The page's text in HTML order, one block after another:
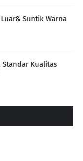
Suntik Warna
Standar Kualitas